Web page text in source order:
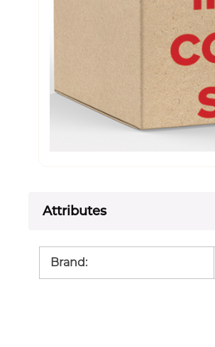
Attributes
Brand: